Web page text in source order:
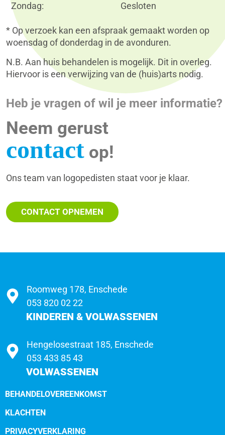
Zondag:
Gesloten
* Op verzoek kan een afspraak gemaakt worden op
woensdag of donderdag in de avonduren.
N.B. Aan huis behandelen is mogelijk. Dit in overleg.
Hiervoor is een verwijzing van de (huis)arts nodig.
Heb je vragen of wil je meer informatie?
Neem gerust
contact op!
Ons team van logopedisten staat voor je klaar.
CONTACT OPNEMEN
Roomweg 178, Enschede
053 820 02 22
KINDEREN & VOLWASSENEN
Hengelosestraat 185, Enschede
053 433 85 43
VOLWASSENEN
BEHANDELOVEREENKOMST
KLACHTEN
PRIVACYVERKLARING